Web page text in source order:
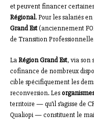
et peuvent financer
Régional. Pour les salariés en
Grand Est(anciennement
de Transition
LaRégion Grand Est, via son
cofinance de nombreux
cible spécifiquement les
reconversion. Les
territoire — qu’il s’agisse de
Qualiopi — constituent le